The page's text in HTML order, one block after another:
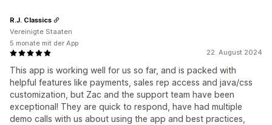
22. August 2024
This app is working well for us so far, and is packed with
helpful features like payments, sales rep access and java/css
customization, but Zac and the support team have been
exceptional! They are quick to respond, have had multiple
demo calls with us about using the app and best practices,
R.J. Classics
Vereinigte Staaten
5 monate mit der App